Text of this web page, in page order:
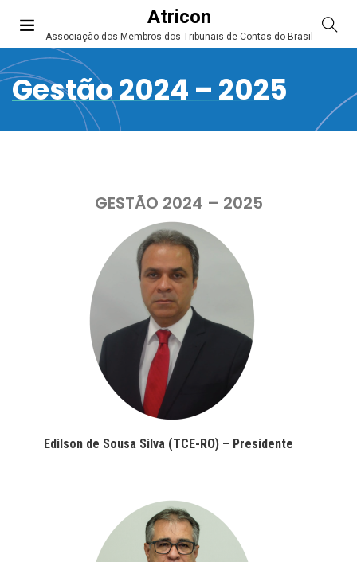
Atricon
Associação dos Membros dos Tribunais de Contas do Brasil
Gestão 2024 – 2025
GESTÃO 2024 – 2025
Edilson de Sousa Silva (TCE-RO) – Presidente